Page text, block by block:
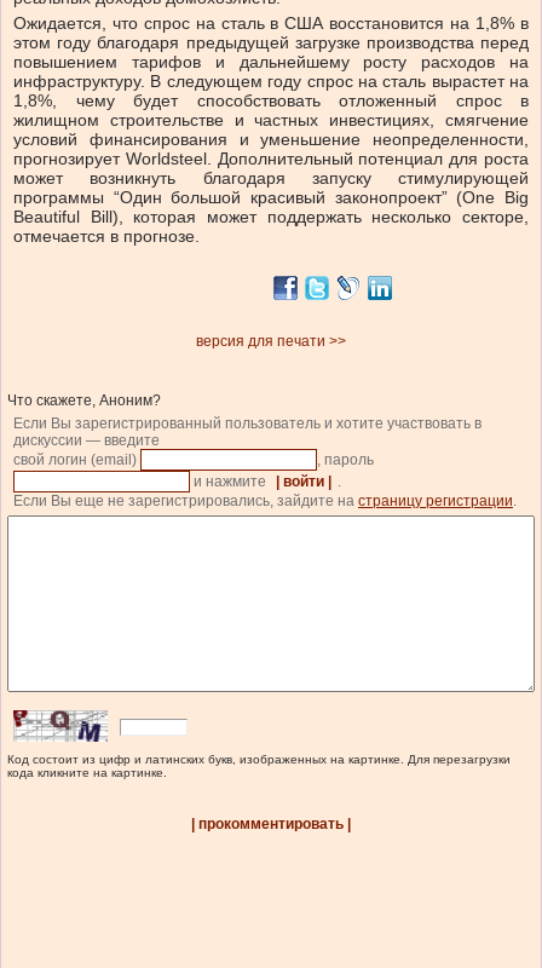
Ожидается, что спрос на сталь в США восстановится на 1,8% в
этом году благодаря предыдущей загрузке производства перед
повышением тарифов и дальнейшему росту расходов на
инфраструктуру. В следующем году спрос на сталь вырастет на
1,8%, чему будет способствовать отложенный спрос в
жилищном строительстве и частных инвестициях, смягчение
условий финансирования и уменьшение неопределенности,
прогнозирует Worldsteel. Дополнительный потенциал для роста
может возникнуть благодаря запуску стимулирующей
программы “Один большой красивый законопроект” (One Big
Beautiful Bill), которая может поддержать несколько секторе,
отмечается в прогнозе.
версия для печати >>
Что скажете, Аноним?
Если Вы зарегистрированный пользователь и хотите участвовать в
дискуссии — введите
свой логин (email)
, пароль
и нажмите
| войти |
.
Если Вы еще не зарегистрировались, зайдите на страницу регистрации.
Код состоит из цифр и латинских букв, изображенных на картинке. Для перезагрузки
кода кликните на картинке.
| прокомментировать |